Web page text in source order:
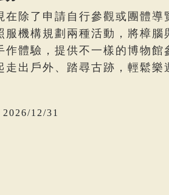
在除了申請自行參觀或團體導
服機構規劃兩種活動，將樟腦
作體驗，提供不一樣的博物館
走出戶外、踏尋古跡，輕鬆樂
12/31